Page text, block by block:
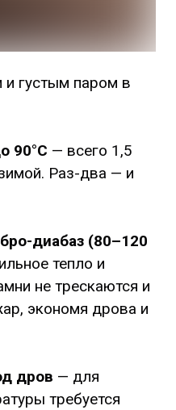
и густым паром в
90°C — всего 1,5
Раз-два — и
диабаз (80–120
тепло и
не трескаются и
экономя дрова и
дров — для
требуется